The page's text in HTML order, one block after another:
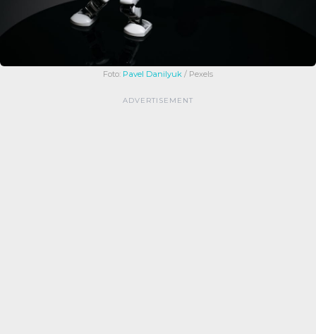
Foto: Pavel Danilyuk / Pexels